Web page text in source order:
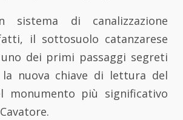
di canalizzazione
il sottosuolo catanzarese
dei primi passaggi segreti
nuova chiave di lettura del
monumento più significativo